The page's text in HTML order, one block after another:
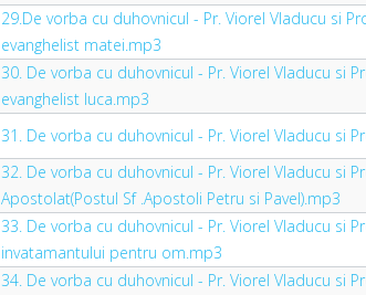
29.De vorba cu duhovnicul - Pr. Viorel Vladucu si
evanghelist matei.mp3
30. De vorba cu duhovnicul - Pr. Viorel Vladucu si
evanghelist luca.mp3
31. De vorba cu duhovnicul - Pr. Viorel Vladucu si
32. De vorba cu duhovnicul - Pr. Viorel Vladucu si
Apostolat(Postul Sf .Apostoli Petru si Pavel).mp3
33. De vorba cu duhovnicul - Pr. Viorel Vladucu si
invatamantului pentru om.mp3
34. De vorba cu duhovnicul - Pr. Viorel Vladucu si